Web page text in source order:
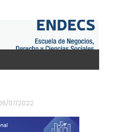
y Ciencias Sociales
07/2022